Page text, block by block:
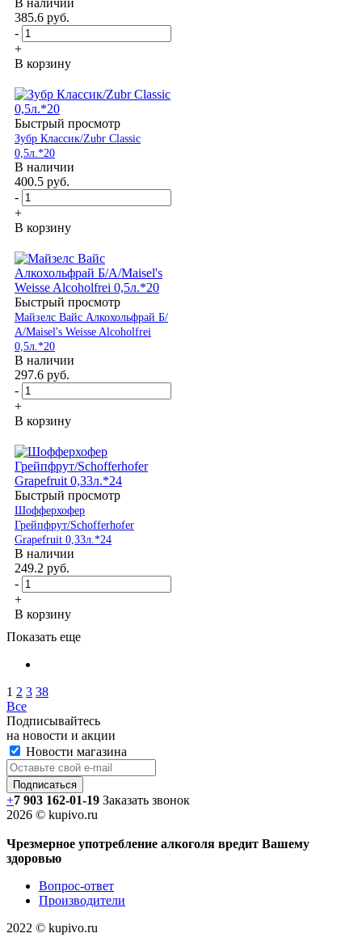
385.6 руб.
-
+
В корзину
Быстрый просмотр
Зубр Классик/Zubr Classic
0,5л.*20
В наличии
400.5 руб.
-
+
В корзину
Быстрый просмотр
Майзелс Вайс Алкохольфрай Б/
А/Maisel's Weisse Alcoholfrei
0,5л.*20
В наличии
297.6 руб.
-
+
В корзину
Быстрый просмотр
Шофферхофер
Грейпфрут/Schofferhofer
Grapefruit 0,33л.*24
В наличии
249.2 руб.
-
+
В корзину
Показать еще
1 2 3 38
Все
Подписывайтесь
на новости и акции
Новости магазина
+7 903 162-01-19 Заказать звонок
2026 © kupivo.ru
Чрезмерное употребление алкоголя вредит Вашему
здоровью
Вопрос-ответ
Производители
2022 ©️ kupivo.ru